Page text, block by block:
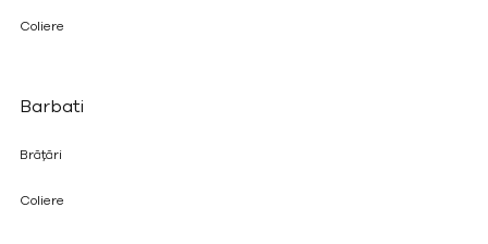
Coliere
Barbati
Brățări
Coliere